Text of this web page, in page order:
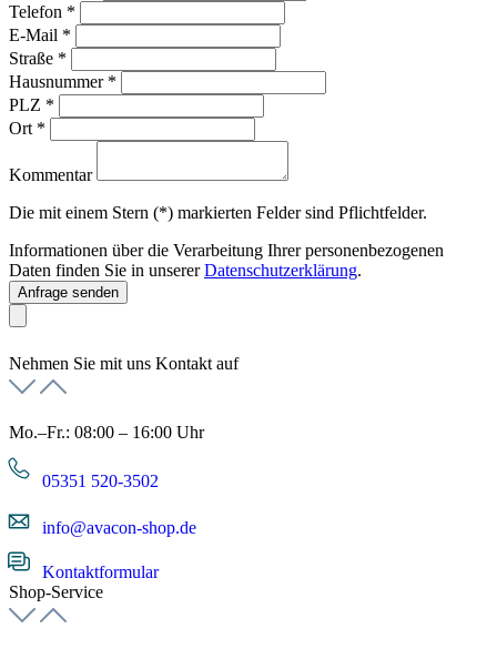
Telefon *
E-Mail *
Straße *
Hausnummer *
PLZ *
Ort *
Kommentar
Die mit einem Stern (*) markierten Felder sind Pflichtfelder.
Informationen über die Verarbeitung Ihrer personenbezogenen
Daten finden Sie in unsererDatenschutzerklärung.
Anfrage senden
Nehmen Sie mit uns Kontakt auf
Mo.–Fr.: 08:00 – 16:00 Uhr
05351 520-3502
info@avacon-shop.de
Kontaktformular
Shop-Service